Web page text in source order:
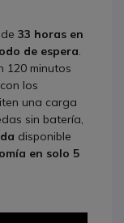
33 horas en
de espera
120 minutos
los
una carga
sin batería,
disponible
en solo 5